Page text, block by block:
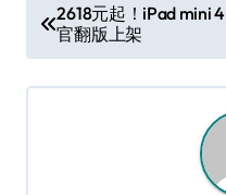
章
导
2618元起！iPad mini 4
官翻版上架